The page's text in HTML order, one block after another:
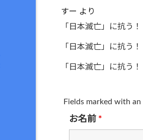
すー より
「日本滅亡」に抗う！
「日本滅亡」に抗う！
「日本滅亡」に抗う！
Fields marked with an
お名前 *